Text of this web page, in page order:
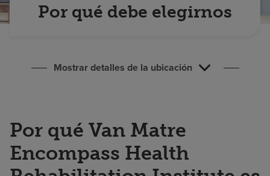
Por qué debe elegirnos
Mostrar detalles de la ubicación
Por qué Van Matre
Encompass Health